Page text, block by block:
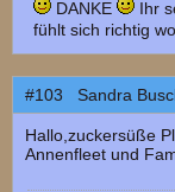
DANKE
Ihr
fühlt sich richtig
#103 Sandra
Hallo,zuckersüße
Annenfleet und